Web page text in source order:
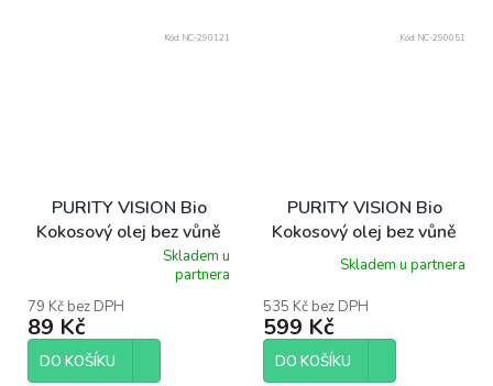
PURITY VISION Bio
Kokosový olej bez vůně
produktu
je
5,0
5
Skladem u
partnera
79 Kč bez DPH
89 Kč
DO KOŠÍKU
Kód: NC-290121
PURITY VISION Bio
Kokosový olej bez vůně
2,5 l
Skladem u partnera
535 Kč bez DPH
599 Kč
DO KOŠÍKU
Kód: NC-290051